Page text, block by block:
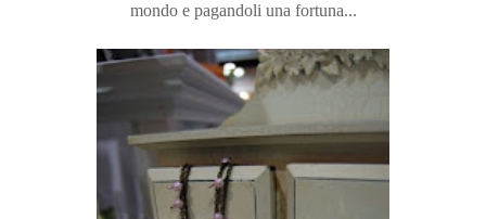
mondo e pagandoli una fortuna...